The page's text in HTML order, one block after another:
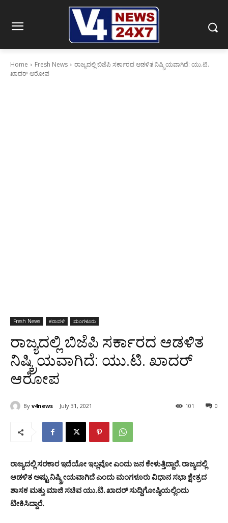
Home Fresh News
ರಾಜ್ಯದಲ್ಲಿ ಬಿಜೆಪಿ ಸರ್ಕಾರದ ಆಡಳಿತ ನಿಷ್ಕ್ರಿಯವಾಗಿದೆ: ಯು.ಟಿ.
ಖಾದರ್ ಆರೋಪ
Fresh News ಕರಾವಳಿ ಮಂಗಳೂರು
ರಾಜ್ಯದಲ್ಲಿ ಬಿಜೆಪಿ ಸರ್ಕಾರದ ಆಡಳಿತ
ನಿಷ್ಕ್ರಿಯವಾಗಿದೆ: ಯು.ಟಿ. ಖಾದರ್
ಆರೋಪ
By v4news July 31, 2021 0
101
ರಾಜ್ಯದಲ್ಲಿ ಸರಕಾರ ಇದೆಯೋ ಇಲ್ಲವೋ ಎಂದು ಜನ ಕೇಳುತ್ತಿದ್ದಾರೆ. ರಾಜ್ಯದಲ್ಲಿ
ಆಡಳಿತ ಅಷ್ಟು ನಿಷ್ಕ್ರೀಯವಾಗಿದೆ ಎಂದು ಮಂಗಳೂರು ವಿಧಾನ ಸಭಾ ಕ್ಷೇತ್ರದ
ಶಾಸಕ ಮತ್ತು ಮಾಜಿ ಸಚಿವ ಯು.ಟಿ. ಖಾದರ್ ಸುದ್ದಿಗೋಷ್ಠಿಯಲ್ಲಿಂದು
ಟೀಕಿಸಿದ್ದಾರೆ.